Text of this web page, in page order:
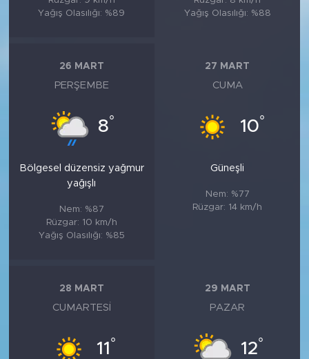
Yağış Olasılığı: %89
Yağış Olasılığı: %88
26 MART
PERŞEMBE
8°
Bölgesel düzensiz yağmur
yağışlı
Nem: %87
Rüzgar: 10 km/h
Yağış Olasılığı: %85
27 MART
CUMA
10°
Güneşli
Nem: %77
Rüzgar: 14 km/h
28 MART
CUMARTESI
11 °
29 MART
PAZAR
12°